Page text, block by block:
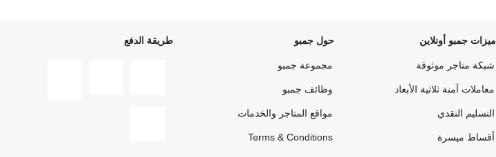
ميزات جمبو أونلاين
شبكة متاجر موثوقة
معاملات آمنة ثلاثية الأبعاد
التسليم النقدي
أقساط ميسرة
حول جمبو
مجموعة جمبو
وظائف جمبو
مواقع المتاجر والخدمات
Terms & Conditions
طريقة الدفع